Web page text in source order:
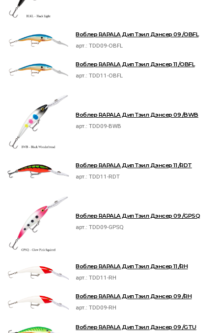
Воблер RAPALA Дип Тэил Дэнсер 09 /OBFL
арт.:TDD09-OBFL
Воблер RAPALA Дип Тэил Дэнсер 11 /OBFL
арт.:TDD11-OBFL
Воблер RAPALA Дип Тэил Дэнсер 09 /BWB
арт.:TDD09-BWB
Воблер RAPALA Дип Тэил Дэнсер 11 /RDT
арт.:TDD11-RDT
Воблер RAPALA Дип Тэил Дэнсер 09 /GPSQ
арт.:TDD09-GPSQ
Воблер RAPALA Дип Тэил Дэнсер 11 /RH
арт.:TDD11-RH
Воблер RAPALA Дип Тэил Дэнсер 09 /RH
арт.:TDD09-RH
Воблер RAPALA Дип Тэил Дэнсер 09 /GTU